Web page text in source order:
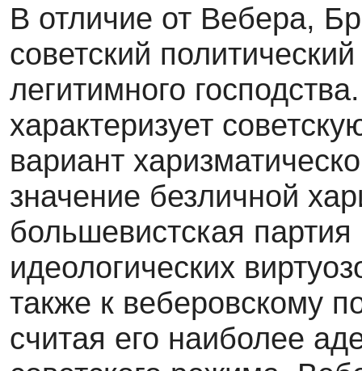
В отличие от Вебера,
советский
легитимного
характеризует
вариант
значение безличной
большевистская
идеологических
также к веберовскому
считая его наиболее